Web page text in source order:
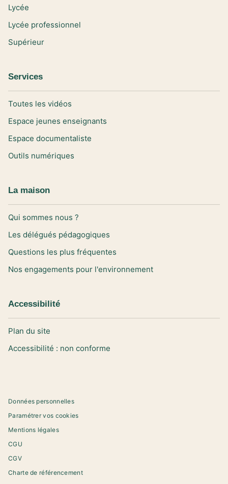
Lycée
Lycée professionnel
Supérieur
Services
Toutes les vidéos
Espace jeunes enseignants
Espace documentaliste
Outils numériques
La maison
Qui sommes nous ?
Les délégués pédagogiques
Questions les plus fréquentes
Nos engagements pour l'environnement
Accessibilité
Plan du site
Accessibilité : non conforme
Données personnelles
Paramétrer vos cookies
Mentions légales
CGU
CGV
Charte de référencement